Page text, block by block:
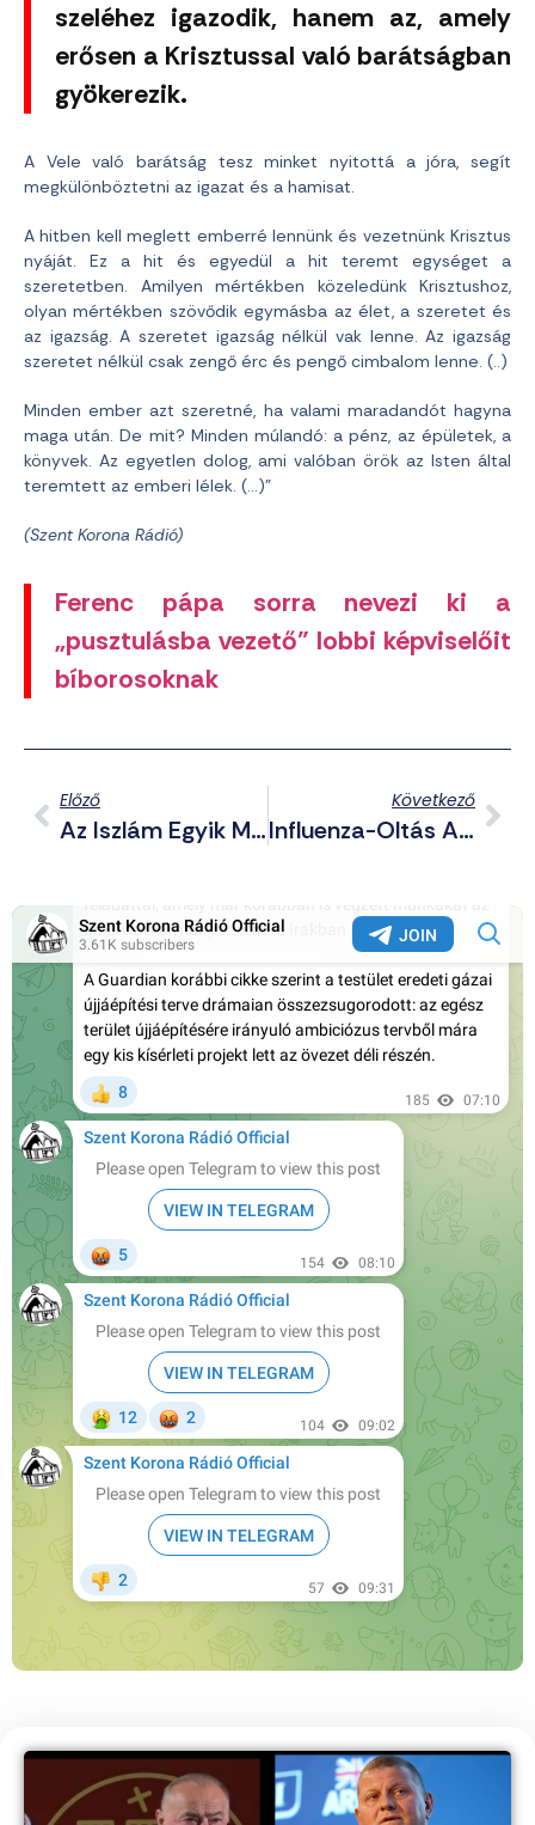
szeléhez igazodik, hanem az, amely
erősen a Krisztussal való barátságban
gyökerezik.
A Vele való barátság tesz minket nyitottá a jóra, segít
megkülönböztetni az igazat és a hamisat.
A hitben kell meglett emberré lennünk és vezetnünk Krisztus
nyáját. Ez a hit és egyedül a hit teremt egységet a
szeretetben. Amilyen mértékben közeledünk Krisztushoz,
olyan mértékben szövődik egymásba az élet, a szeretet és
az igazság. A szeretet igazság nélkül vak lenne. Az igazság
szeretet nélkül csak zengő érc és pengő cimbalom lenne. (..)
Minden ember azt szeretné, ha valami maradandót hagyna
maga után. De mit? Minden múlandó: a pénz, az épületek, a
könyvek. Az egyetlen dolog, ami valóban örök az Isten által
teremtett az emberi lélek. (…)”
(Szent Korona Rádió)
Ferenc pápa sorra nevezi ki a
„pusztulásba vezető” lobbi képviselőit
bíborosoknak
Előző
Az Iszlám Egyik Magyarországi Képviselőjének Nyilatkozata A Bécsi Támadásokról
Következő
Influenza-Oltás A Magyar Kormány Szerint: Néger És Cigány A Mozgássérült Mellett